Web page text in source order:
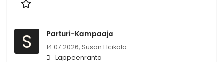
S Parturi-Kampaaja
14.07.2026, Susan Haikala
Lappeenranta